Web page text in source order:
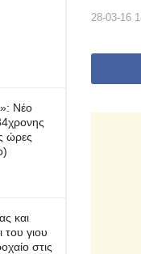
Νέο
ώρες
και
του γιου
στις
28-03-16